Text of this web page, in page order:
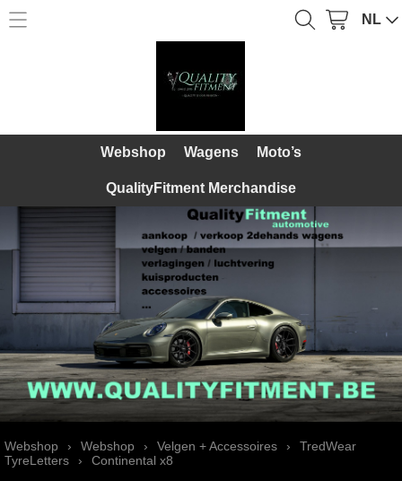
Home
QualityFitment Merchandise
Galerij
Contact
Mijn account
NL
Webshop Wagens Moto’s
QualityFitment Merchandise
Webshop › Webshop › Velgen + Accessoires ›
TredWear
TyreLetters
› Continental x8